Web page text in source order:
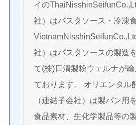
イの
社）はパスタソース・冷凍食
社）はパスタソースの製造
て(株)日清製粉ウェルナが
ております。 オリエンタル
（連結子会社）は製パン用
食品素材、生化学製品等の